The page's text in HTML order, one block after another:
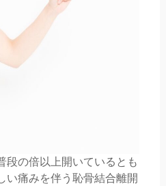
段の倍以上開いているとも
い痛みを伴う恥骨結合離開